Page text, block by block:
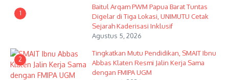
1
Baitul Arqam PWM Papua Barat Tuntas
Digelar di Tiga Lokasi, UNIMUTU Cetak
Sejarah Kaderisasi Inklusif
Agustus 5, 2026
2
Tingkatkan Mutu Pendidikan, SMAIT Ibnu
Abbas Klaten Resmi Jalin Kerja Sama
dengan FMIPA UGM